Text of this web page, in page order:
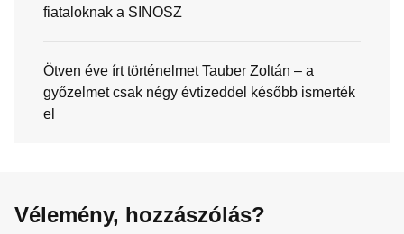
fiataloknak a SINOSZ
Ötven éve írt történelmet Tauber Zoltán – a
győzelmet csak négy évtizeddel később ismerték
el
Vélemény, hozzászólás?